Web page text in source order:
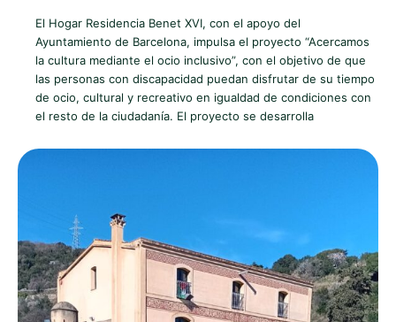
El Hogar Residencia Benet XVI, con el apoyo del
Ayuntamiento de Barcelona, impulsa el proyecto “Acercamos
la cultura mediante el ocio inclusivo”, con el objetivo de que
las personas con discapacidad puedan disfrutar de su tiempo
de ocio, cultural y recreativo en igualdad de condiciones con
el resto de la ciudadanía. El proyecto se desarrolla